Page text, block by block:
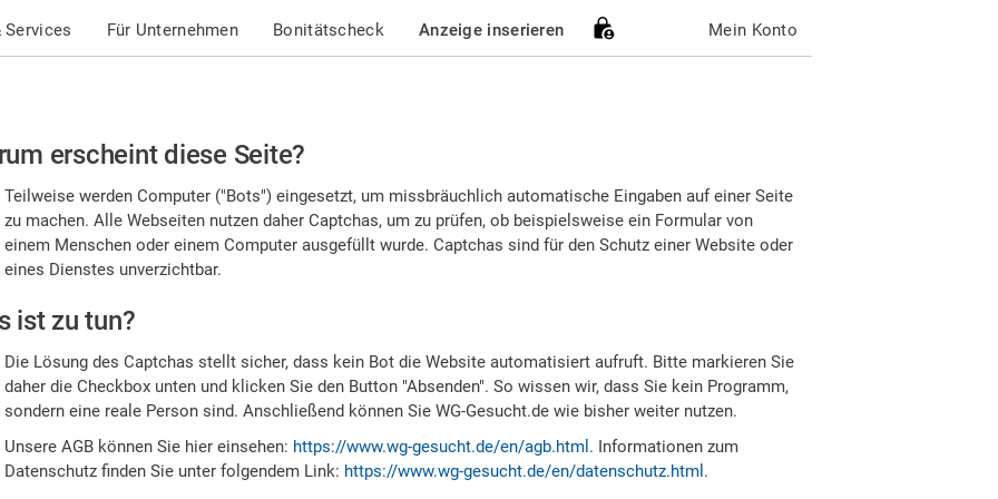
Services Für Unternehmen Bonitätscheck Anzeige inserieren Mein Konto
erscheint diese Seite?
Teilweise werden Computer ("Bots") eingesetzt, um missbräuchlich automatische Eingaben auf einer Seite
zu machen. Alle Webseiten nutzen daher Captchas, um zu prüfen, ob beispielsweise ein Formular von
einem Menschen oder einem Computer ausgefüllt wurde. Captchas sind für den Schutz einer Website oder
eines Dienstes unverzichtbar.
ist zu tun?
Die Lösung des Captchas stellt sicher, dass kein Bot die Website automatisiert aufruft. Bitte markieren Sie
daher die Checkbox unten und klicken Sie den Button "Absenden". So wissen wir, dass Sie kein Programm,
sondern eine reale Person sind. Anschließend können Sie WG-Gesucht.de wie bisher weiter nutzen.
Unsere AGB können Sie hier einsehen: https://www.wg-gesucht.de/en/agb.html . Informationen zum
Datenschutz finden Sie unter folgendem Link: https://www.wg-gesucht.de/en/datenschutz.html .